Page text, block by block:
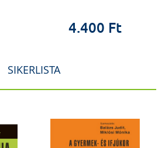
4.400 Ft
SIKERLISTA